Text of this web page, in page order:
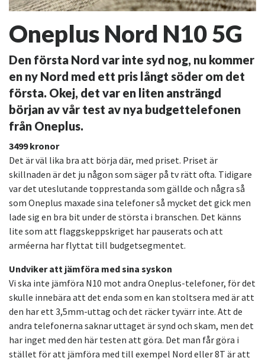
Oneplus Nord N10 5G
Den första Nord var inte syd nog, nu kommer
en ny Nord med ett pris långt söder om det
första. Okej, det var en liten ansträngd
början av vår test av nya budgettelefonen
från Oneplus.
3499 kronor
Det är väl lika bra att börja där, med priset. Priset är
skillnaden är det ju någon som säger på tv rätt ofta. Tidigare
var det uteslutande topprestanda som gällde och några så
som Oneplus maxade sina telefoner så mycket det gick men
lade sig en bra bit under de största i branschen. Det känns
lite som att flaggskeppskriget har pauserats och att
arméerna har flyttat till budgetsegmentet.
Undviker att jämföra med sina syskon
Vi ska inte jämföra N10 mot andra Oneplus-telefoner, för det
skulle innebära att det enda som en kan stoltsera med är att
den har ett 3,5mm-uttag och det räcker tyvärr inte. Att de
andra telefonerna saknar uttaget är synd och skam, men det
har inget med den här testen att göra. Det man får göra i
stället för att jämföra med till exempel Nord eller 8T är att